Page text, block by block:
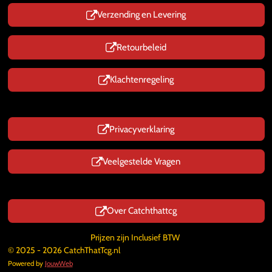
Verzending en Levering
Retourbeleid
Klachtenregeling
Privacyverklaring
Veelgestelde Vragen
Over Catchthattcg
Prijzen zijn Inclusief BTW
© 2025 - 2026 CatchThatTcg.nl
Powered by JouwWeb